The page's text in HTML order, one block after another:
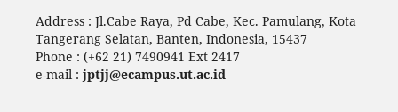
Address : Jl.Cabe Raya, Pd Cabe, Kec. Pamulang, Kota
Tangerang Selatan, Banten, Indonesia, 15437
Phone : (+62 21) 7490941 Ext 2417
e-mail : jptjj@ecampus.ut.ac.id